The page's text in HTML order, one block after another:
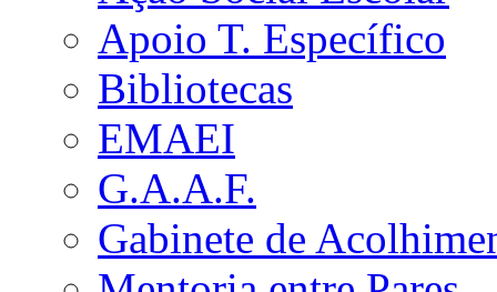
Apoio T. Específico
Bibliotecas
EMAEI
G.A.A.F.
Gabinete de